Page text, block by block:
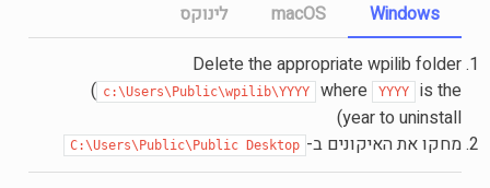
Windows
Delete the appropriate wpilib folder
( c:\Users\Public\wpilib\YYYY where YYYY
is the
year to uninstall)
מחקו את האיקונים ב-
C:\Users\Public\Public Desktop
macOS לינוקס